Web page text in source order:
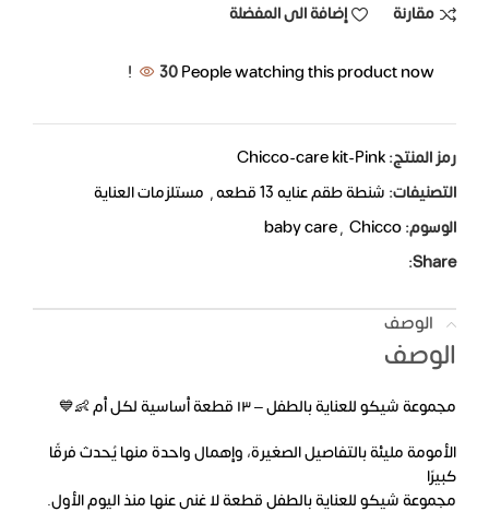
مقارنة
إضافة الى المفضلة
30People watching this product now!
رمز المنتج:Chicco-care kit-Pink
التصنيفات: شنطة طقم عنايه 13 قطعه , مستلزمات العناية
الوسوم:
baby care, Chicco
Share:
الوصف
الوصف
مجموعة شيكو للعناية بالطفل – ١٣ قطعة أساسية لكل أم 👶💙
الأمومة مليئة بالتفاصيل الصغيرة، وإهمال واحدة منها يُحدث فرقًا
كبيرًا
مجموعة شيكو للعناية بالطفل قطعة لا غنى عنها منذ اليوم الأول.